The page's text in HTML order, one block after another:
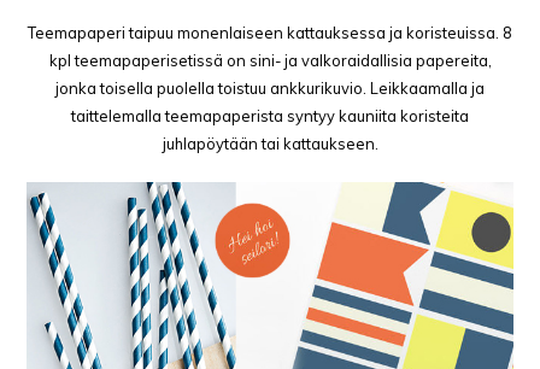
Teemapaperi taipuu monenlaiseen kattauksessa ja koristeuissa. 8
kpl teemapaperisetissä on sini- ja valkoraidallisia papereita,
jonka toisella puolella toistuu ankkurikuvio. Leikkaamalla ja
taittelemalla teemapaperista syntyy kauniita koristeita
juhlapöytään tai kattaukseen.